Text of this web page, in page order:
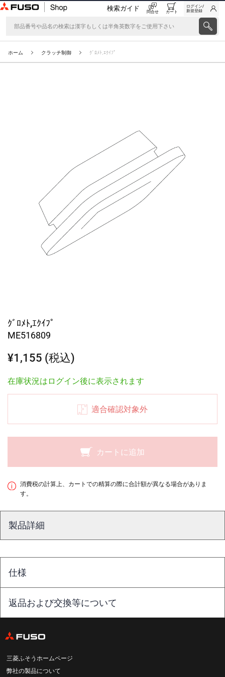
検索ガイド 問合せ カート
ログイン/
新規登録
ホーム クラッチ制御 ｸﾞﾛﾒﾄ,ｴｸｲﾌﾟ
ｸﾞﾛﾒﾄ,ｴｸｲﾌﾟ
ME516809
¥1,155 (税込)
在庫状況はログイン後に表示されます
適合確認対象外
カートに追加
消費税の計算上、カートでの精算の際に合計額が異なる場合がありま
す。
製品詳細
仕様
返品および交換等について
三菱ふそうホームページ
弊社の製品について